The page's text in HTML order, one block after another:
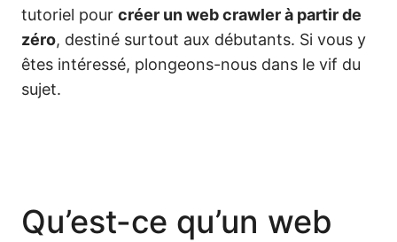
tutoriel pour créer un web crawler à partir de
zéro, destiné surtout aux débutants. Si vous y
êtes intéressé, plongeons-nous dans le vif du
sujet.
Qu’est-ce qu’un web